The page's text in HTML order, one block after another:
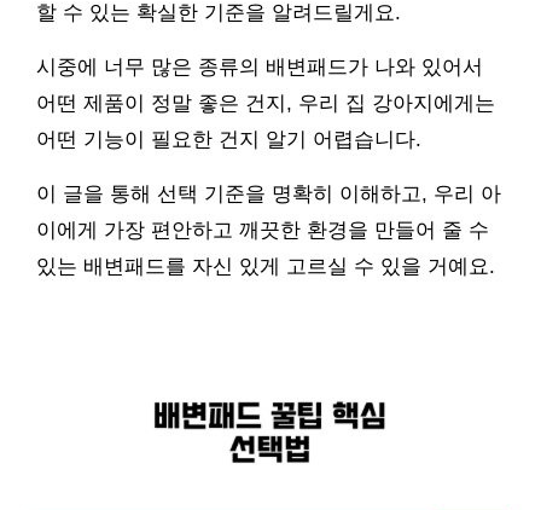
할 수 있는 확실한 기준을 알려드릴게요.
시중에 너무 많은 종류의 배변패드가 나와 있어서
어떤 제품이 정말 좋은 건지, 우리 집 강아지에게는
어떤 기능이 필요한 건지 알기 어렵습니다.
이 글을 통해 선택 기준을 명확히 이해하고, 우리 아
이에게 가장 편안하고 깨끗한 환경을 만들어 줄 수
있는 배변패드를 자신 있게 고르실 수 있을 거예요.